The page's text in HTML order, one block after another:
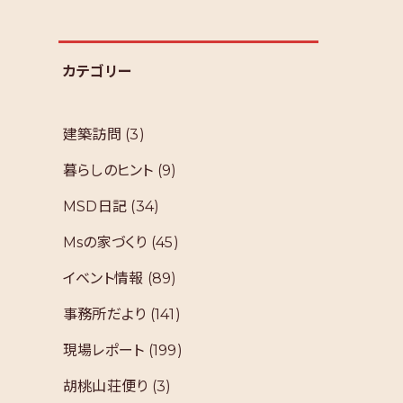
カテゴリー
建築訪問 (3)
暮らしのヒント (9)
MSD日記 (34)
Msの家づくり (45)
イベント情報 (89)
事務所だより (141)
現場レポート (199)
胡桃山荘便り (3)